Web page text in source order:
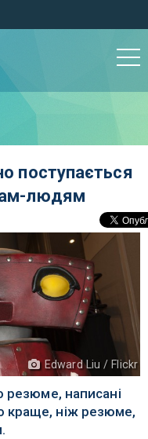
поступається
людям
Edward Liu / Flickr
резюме, написані
краще, ніж резюме,